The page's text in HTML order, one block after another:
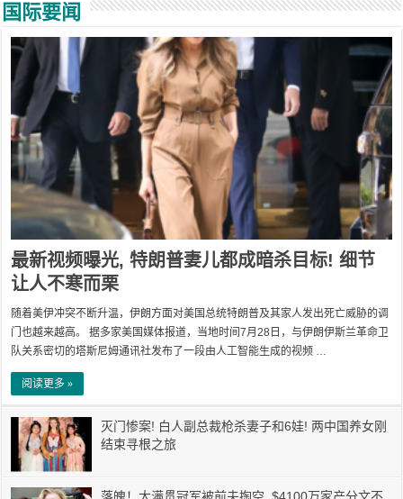
国际要闻
最新视频曝光, 特朗普妻儿都成暗杀目标! 细节
让人不寒而栗
随着美伊冲突不断升温，伊朗方面对美国总统特朗普及其家人发出死亡威胁的调
门也越来越高。 据多家美国媒体报道，当地时间7月28日，与伊朗伊斯兰革命卫
队关系密切的塔斯尼姆通讯社发布了一段由人工智能生成的视频 …
阅读更多 »
灭门惨案! 白人副总裁枪杀妻子和6娃! 两中国养女刚
结束寻根之旅